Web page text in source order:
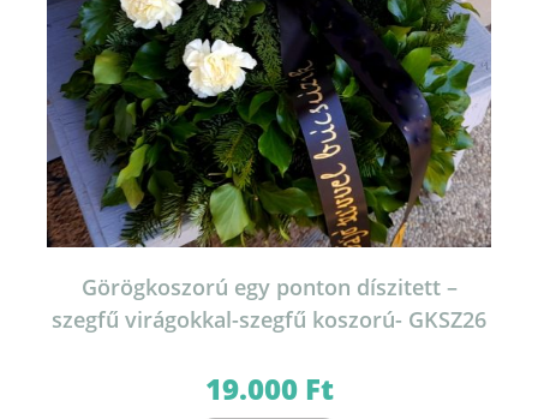
Görögkoszorú egy ponton díszitett –
szegfű virágokkal-szegfű koszorú- GKSZ26
19.000 Ft